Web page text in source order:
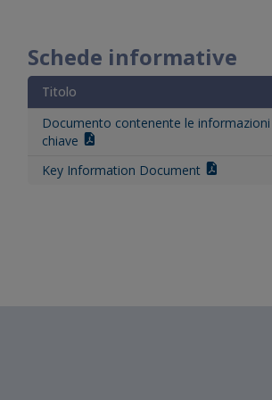
Schede informative
Titolo
Documento contenente le informazioni
chiave
Key Information Document